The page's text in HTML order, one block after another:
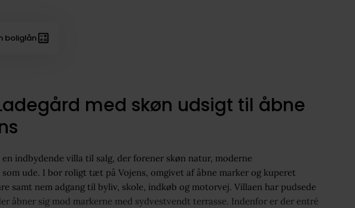
boliglån
med skøn udsigt til åbne
indbydende villa til salg, der forener skøn natur, moderne
ude. I bor roligt tæt på Vojens, omgivet af åbne marker og kuperet
samt nem adgang til byliv, skole, indkøb og motorvej. Villaen har pudsede
åbner sig mod markerne med sydvestvendt terrasse. Indenfor er der entré